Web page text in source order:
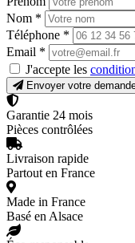
Nom *
Téléphone *
Email *
J'accepte les
Envoyer votre
Garantie 24 mois
Pièces contrôlées
Livraison rapide
Partout en France
Made in France
Basé en Alsace